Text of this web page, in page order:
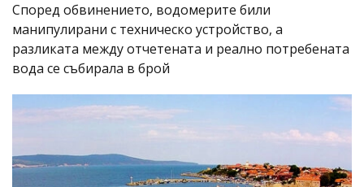
Според обвинението, водомерите били
манипулирани с техническо устройство, а
разликата между отчетената и реално потребената
вода се събирала в брой